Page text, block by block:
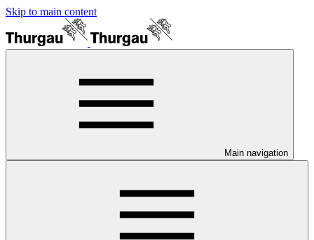
Skip to main content
Main navigation